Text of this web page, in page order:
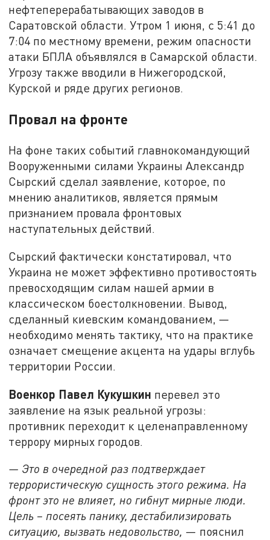
нефтеперерабатывающих заводов в
Саратовской области. Утром 1 июня, с 5:41 до
7:04 по местному времени, режим опасности
атаки БПЛА объявлялся в Самарской области.
Угрозу также вводили в Нижегородской,
Курской и ряде других регионов.
Провал на фронте
На фоне таких событий главнокомандующий
Вооруженными силами Украины Александр
Сырский сделал заявление, которое, по
мнению аналитиков, является прямым
признанием провала фронтовых
наступательных действий.
Сырский фактически констатировал, что
Украина не может эффективно противостоять
превосходящим силам нашей армии в
классическом боестолкновении. Вывод,
сделанный киевским командованием, —
необходимо менять тактику, что на практике
означает смещение акцента на удары вглубь
территории России.
Военкор Павел Кукушкин перевел это
заявление на язык реальной угрозы:
противник переходит к целенаправленному
террору мирных городов.
— Это в очередной раз подтверждает
террористическую сущность этого режима. На
фронт это не влияет, но гибнут мирные люди.
Цель – посеять панику, дестабилизировать
ситуацию, вызвать недовольство, — пояснил